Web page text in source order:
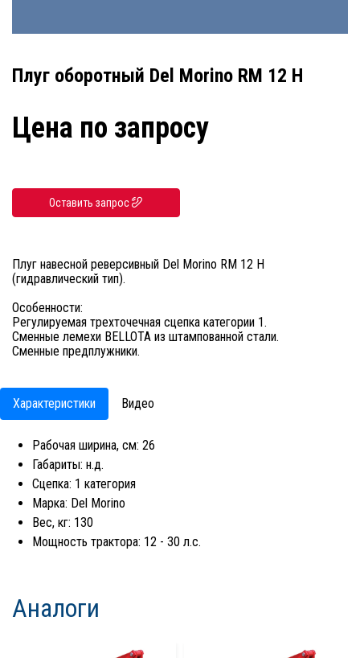
Плуг оборотный Del Morino RM 12 H
Цена по запросу
Оставить запрос
Плуг навесной реверсивный Del Morino RM 12 H
(гидравлический тип).
Особенности:
Регулируемая трехточечная сцепка категории 1.
Сменные лемехи BELLOTA из штампованной стали.
Сменные предплужники.
Характеристики Видео
Рабочая ширина, см: 26
Габариты: н.д.
Сцепка: 1 категория
Марка: Del Morino
Вес, кг: 130
Мощность трактора: 12 - 30 л.с.
Аналоги